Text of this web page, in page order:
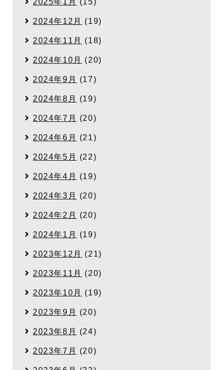
2025年1月 (15)
2024年12月 (19)
2024年11月 (18)
2024年10月 (20)
2024年9月 (17)
2024年8月 (19)
2024年7月 (20)
2024年6月 (21)
2024年5月 (22)
2024年4月 (19)
2024年3月 (20)
2024年2月 (20)
2024年1月 (19)
2023年12月 (21)
2023年11月 (20)
2023年10月 (19)
2023年9月 (20)
2023年8月 (24)
2023年7月 (20)